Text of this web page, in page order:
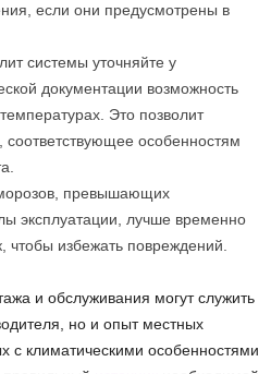
если они предусмотрены в
системы уточняйте у
документации возможность
Это позволит
соответствующее особенностям
превышающих
эксплуатации, лучше временно
чтобы избежать повреждений.
и обслуживания могут служить
но и опыт местных
с климатическими особенностями